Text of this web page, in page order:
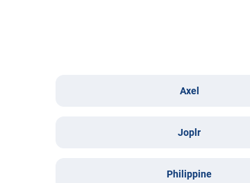
Axel
Joplr
Philippine